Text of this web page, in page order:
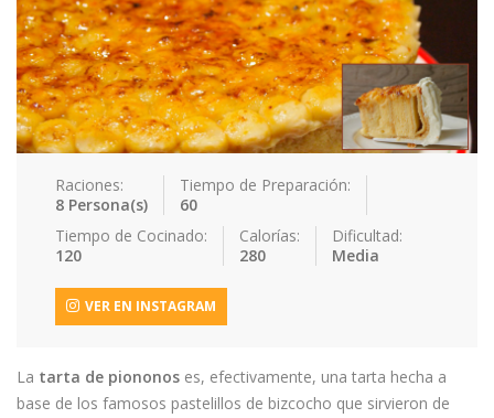
Raciones:
8 Persona(s)
Tiempo de Preparación:
60
Tiempo de Cocinado:
120
Calorías:
280
Dificultad:
Media
VER EN INSTAGRAM
La tarta de piononos es, efectivamente, una tarta hecha a
base de los famosos pastelillos de bizcocho que sirvieron de